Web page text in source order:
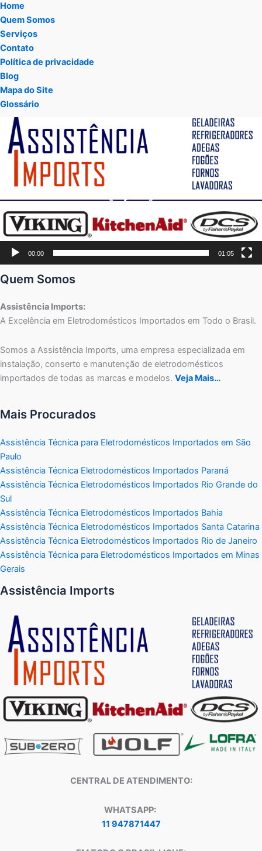
Home
Quem Somos
Serviços
Contato
Política de privacidade
Blog
Mapa do Site
Glossário
Tocador
vídeo
00:00 01:05
Quem Somos
Assistência Imports:
A Excelência em Eletrodomésticos Importados em Todo o Brasil.
Somos a Assistência Imports, uma empresa especializada em
instalação, conserto e manutenção de eletrodomésticos
importados de todas as marcas e modelos. Veja Mais…
Mais Procurados
Assistência Técnica para Eletrodomésticos Importados em São
Paulo
Assistência Técnica Eletrodomésticos Importados Paraná
Assistência Técnica Eletrodomésticos Importados Rio Grande do
Sul
Assistência Técnica Eletrodomésticos Importados Bahia
Assistência Técnica Eletrodomésticos Importados Santa Catarina
Assistência Técnica Eletrodomésticos Importados Rio de Janeiro
Assistência Técnica para Eletrodomésticos Importados em Minas
Gerais
Assistência Imports
CENTRAL DE ATENDIMENTO:
WHATSAPP:
11 947871447